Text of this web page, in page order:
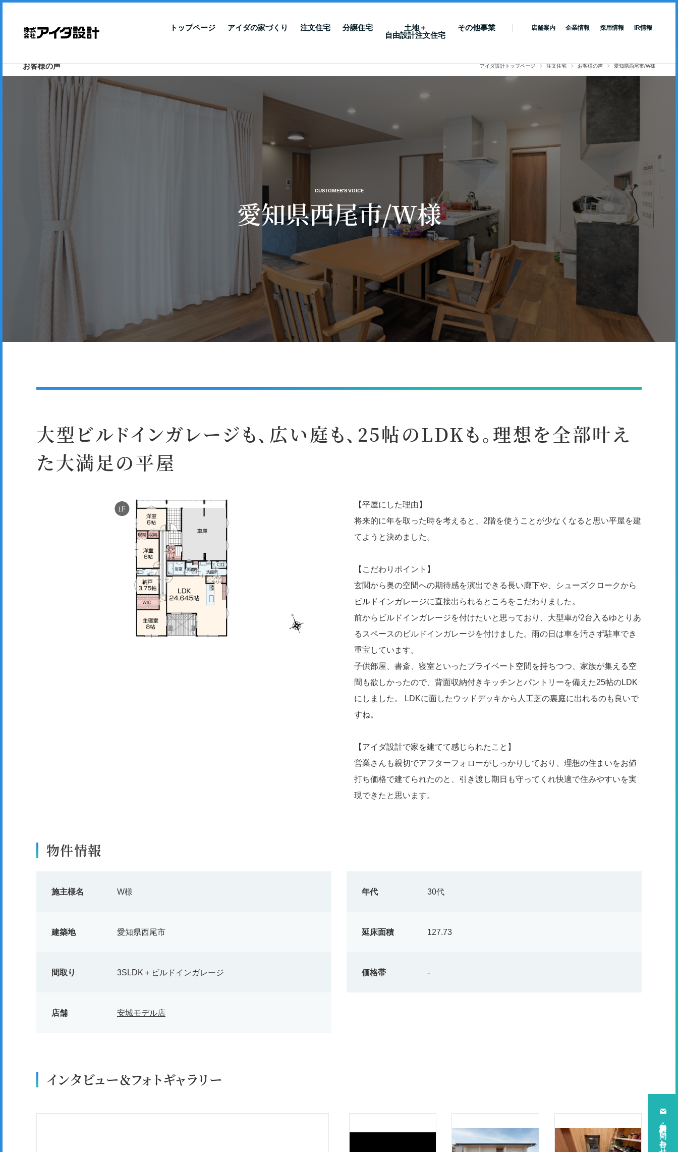
トップページ アイダの家づくり 注文住宅 分譲住宅
土地＋
自由設計注文住宅
その他事業 店舗案内 企業情報 採用情報 IR情報
資料請求・お問い合わせ
お客様の声 アイダ設計トップページ 注文住宅 お客様の声 愛知県西尾市/W様
CUSTOMER'S VOICE
愛知県西尾市/W様
大型ビルドインガレージも、広い庭も、25帖のLDKも。理想を全部叶え
た大満足の平屋
【平屋にした理由】
将来的に年を取った時を考えると、2階を使うことが少なくなると思い平屋を建
てようと決めました。
【こだわりポイント】
玄関から奥の空間への期待感を演出できる長い廊下や、シューズクロークから
ビルドインガレージに直接出られるところをこだわりました。
前からビルドインガレージを付けたいと思っており、大型車が2台入るゆとりあ
るスペースのビルドインガレージを付けました。雨の日は車を汚さず駐車でき
重宝しています。
子供部屋、書斎、寝室といったプライベート空間を持ちつつ、家族が集える空
間も欲しかったので、背面収納付きキッチンとパントリーを備えた25帖のLDK
にしました。 LDKに面したウッドデッキから人工芝の裏庭に出れるのも良いで
すね。
【アイダ設計で家を建てて感じられたこと】
営業さんも親切でアフターフォローがしっかりしており、理想の住まいをお値
打ち価格で建てられたのと、引き渡し期日も守ってくれ快適で住みやすいを実
現できたと思います。
物件情報
施主様名 W様
建築地 愛知県西尾市
間取り 3SLDK＋ビルドインガレージ
店舗 安城モデル店
年代 30代
延床面積 127.73
価格帯 -
インタビュー＆フォトギャラリー